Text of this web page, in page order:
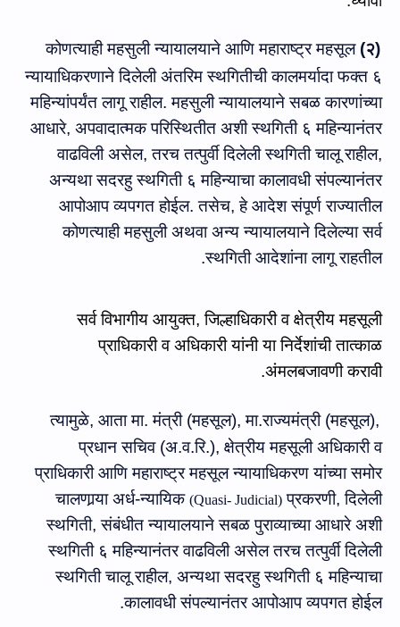
(
२)
कोणत्याही महसुली न्यायालयाने आणि महाराष्ट्र महसूल
न्यायाधिकरणाने दिलेली अंतरिम स्थगितीची कालमर्यादा फक्त ६
महिन्यांपर्यंत लागू राहील. महसुली न्यायालयाने सबळ कारणांच्या
आधारे, अपवादात्मक परिस्थितीत अशी स्थगिती ६ महिन्यानंतर
वाढविली असेल,तरच तत्पुर्वी दिलेली स्थगिती चालू राहील,
अन्यथा सदरहु स्थगिती ६ महिन्याचा कालावधी संपल्यानंतर
आपोआप व्यपगत होईल. तसेच,हे आदेश संपूर्ण राज्यातील
कोणत्याही महसुली अथवा अन्य न्यायालयाने दिलेल्या सर्व
स्थगिती आदेशांनालागू राहतील.
सर्व विभागीय आयुक्त,जिल्हाधिकारी व क्षेत्रीय महसूली
प्राधिकारी व अधिकारी यांनी या निर्देशांची तात्काळ
अंमलबजावणी करावी.
त्‍यामुळे, आतामा. मंत्री (महसूल),मा.राज्यमंत्री (महसूल),
प्रधान सचिव (अ.व.रि.), क्षेत्रीय महसूली अधिकारी व
प्राधिकारी आणि महाराष्ट्र महसूल न्यायाधिकरण यांच्या समोर
चालणार्‍याअर्ध-न्यायिक (Quasi- Judicial) प्रकरणी, दिलेली
स्‍थगिती, संबंधीतन्यायालयाने सबळ पुराव्याच्या आधारे अशी
स्थगिती ६ महिन्यानंतर वाढविली असेल तरच तत्पुर्वी दिलेली
स्थगिती चालू राहील, अन्यथा सदरहु स्थगिती ६ महिन्याचा
कालावधी संपल्यानंतर आपोआप व्यपगत होईल.